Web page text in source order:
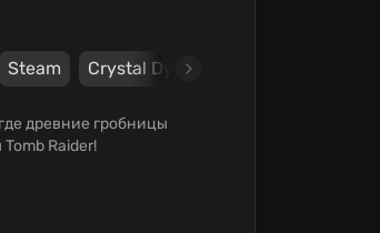
Steam Crystal Dynamics
древние гробницы
Raider!